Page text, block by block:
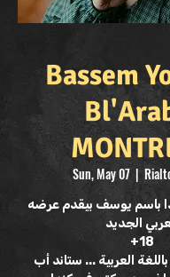
Bassem
Sun, May 07
  |
باسم يوسف بيقدم عرضه
الجديد
+18
العربية ... ستاند أب